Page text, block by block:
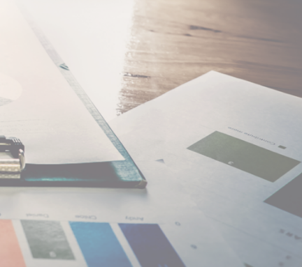
du
PARTENAIRES
Société inscrite au
tableau du conseil
régional de l’Ordre
des Experts
ROUEN
Membre du Groupe